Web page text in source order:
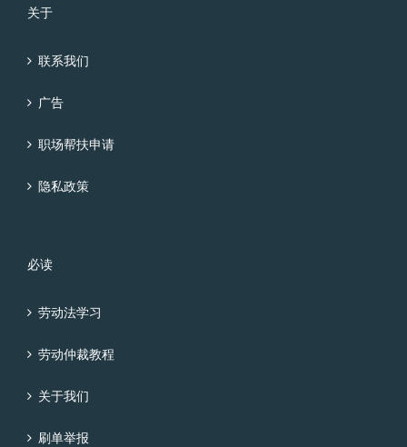
关于
联系我们
广告
职场帮扶申请
隐私政策
必读
劳动法学习
劳动仲裁教程
关于我们
刷单举报